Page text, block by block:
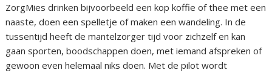
ZorgMies drinken bijvoorbeeld een kop koffie of thee met een
naaste, doen een spelletje of maken een wandeling. In de
tussentijd heeft de mantelzorger tijd voor zichzelf en kan
gaan sporten, boodschappen doen, met iemand afspreken of
gewoon even helemaal niks doen. Met de pilot wordt